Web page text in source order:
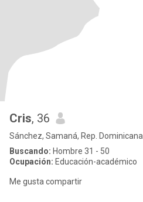
Cris, 36
Sánchez, Samaná, Rep. Dominicana
Buscando: Hombre 31 - 50
Ocupación: Educación-académico
Me gusta compartir